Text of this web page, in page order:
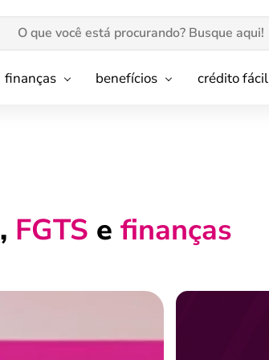
finanças benefícios crédito fácil
, FGTS e finanças